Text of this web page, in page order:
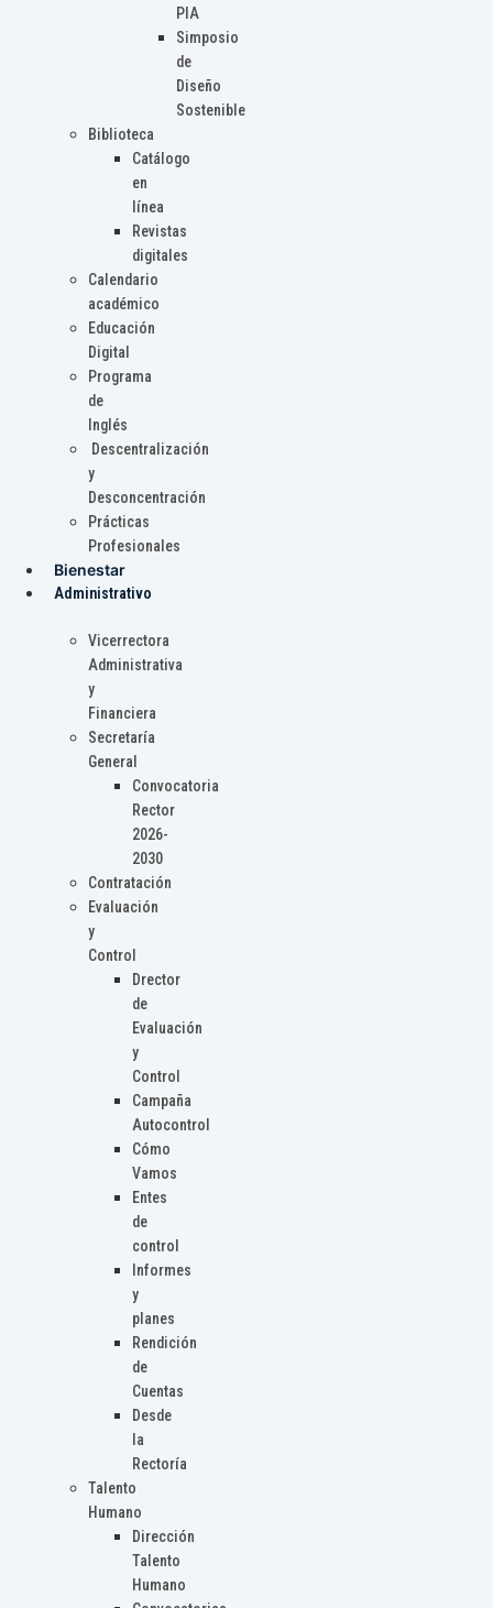
PIA
Simposio
de
Diseño
Sostenible
Biblioteca
Catálogo
en
línea
Revistas
digitales
Calendario
académico
Educación
Digital
Programa
de
Inglés
Descentralización
y
Desconcentración
Prácticas
Profesionales
Bienestar
Administrativo
Vicerrectora
Administrativa
y
Financiera
Secretaría
General
Convocatoria
Rector
2026-
2030
Contratación
Evaluación
y
Control
Drector
de
Evaluación
y
Control
Campaña
Autocontrol
Cómo
Vamos
Entes
de
control
Informes
y
planes
Rendición
de
Cuentas
Desde
la
Rectoría
Talento
Humano
Dirección
Talento
Humano